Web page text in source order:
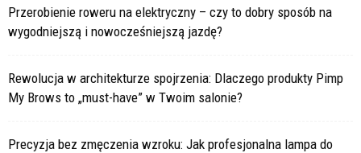
Przerobienie roweru na elektryczny – czy to dobry sposób na
wygodniejszą i nowocześniejszą jazdę?
Rewolucja w architekturze spojrzenia: Dlaczego produkty Pimp
My Brows to „must-have” w Twoim salonie?
Precyzja bez zmęczenia wzroku: Jak profesjonalna lampa do